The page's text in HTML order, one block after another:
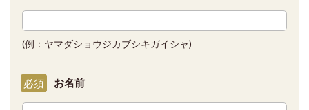
(例：ヤマダショウジカブシキガイシャ)
お名前
必須